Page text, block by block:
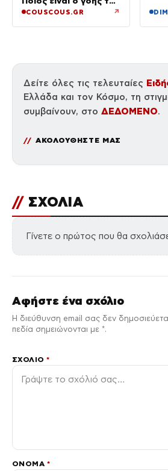
Μενεγάκη που δίνει
COUSCOUS.GR ↗
για
Δείτε όλες τις τελευταίες
Ελλάδα και τον Κόσμο, τη
συμβαίνουν, στο ΔΕΔΟΜΕΝΟ.
ΑΚΟΛΟΥΘΗΣΤΕ ΜΑΣ
// ΣΧΟΛΙΑ
Γίνετε ο πρώτος που θα
Αφήστε ένα σχόλιο
Η διεύθυνση email σας δεν
πεδία σημειώνονται με *.
ΣΧΌΛΙΟ*
ΌΝΟΜΑ *